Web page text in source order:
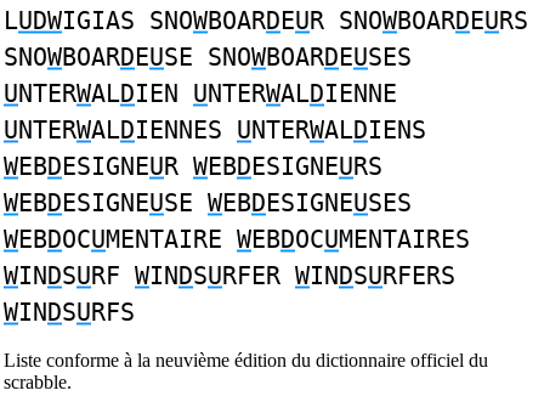
LUDWIGIAS SNOWBOARDEUR SNOWBOARDEURS
SNOWBOARDEUSE SNOWBOARDEUSES
UNTERWALDIEN UNTERWALDIENNE
UNTERWALDIENNES UNTERWALDIENS
WEBDESIGNEUR WEBDESIGNEURS
WEBDESIGNEUSE WEBDESIGNEUSES
WEBDOCUMENTAIRE WEBDOCUMENTAIRES
WINDSURF WINDSURFER WINDSURFERS
WINDSURFS
Liste conforme à la neuvième édition du dictionnaire officiel du
scrabble.